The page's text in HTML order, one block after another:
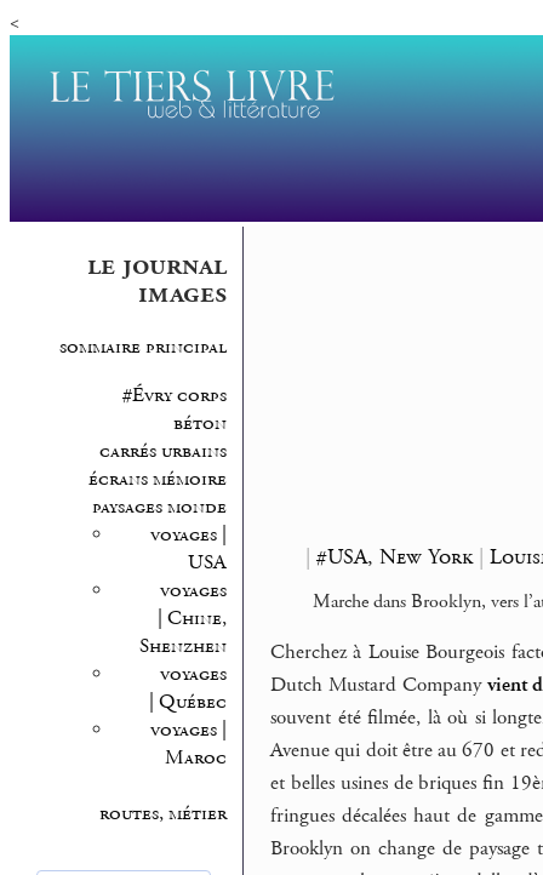
<
le journal
images
sommaire principal
#Évry corps
béton
carrés urbains
écrans mémoire
paysages monde
voyages |
USA
voyages
| Chine,
Shenzhen
voyages
| Québec
voyages |
Maroc
routes, métier
| #USA, New York|
Marche dans Brooklyn, vers
Cherchez à Louise Bourgeois
Dutch Mustard Companyvient
souvent été filmée, là où si
Avenue qui doit être au 670 et
et belles usines de briques fin
fringues décalées haut de
Brooklyn on change de paysage